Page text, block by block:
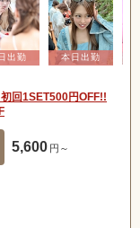
回1SET500円OFF!!
5,600 円～